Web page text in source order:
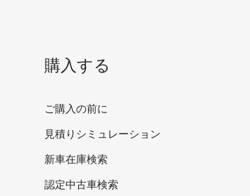
購入する
ご購入の前に
見積りシミュレーション
新車在庫検索
認定中古車検索